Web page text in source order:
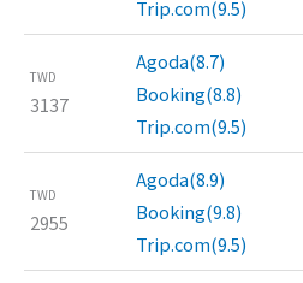
Trip.com(9.5)
TWD
3137
Agoda(8.7)
Booking(8.8)
Trip.com(9.5)
TWD
2955
Agoda(8.9)
Booking(9.8)
Trip.com(9.5)